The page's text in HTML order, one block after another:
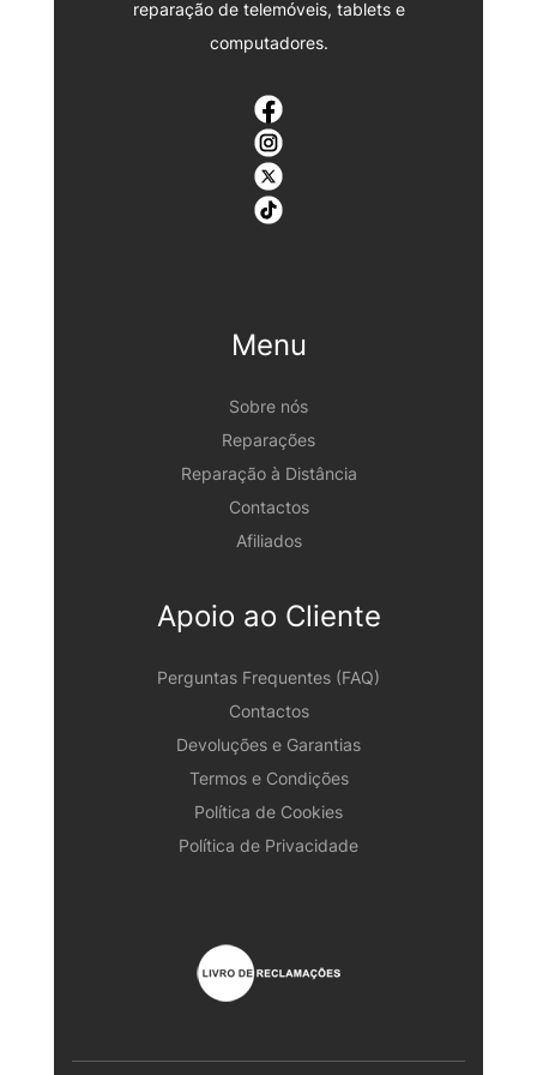
reparação de telemóveis, tablets e
computadores.
Menu
Sobre nós
Reparações
Reparação à Distância
Contactos
Afiliados
Apoio ao Cliente
Perguntas Frequentes (FAQ)
Contactos
Devoluções e Garantias
Termos e Condições
Política de Cookies
Política de Privacidade